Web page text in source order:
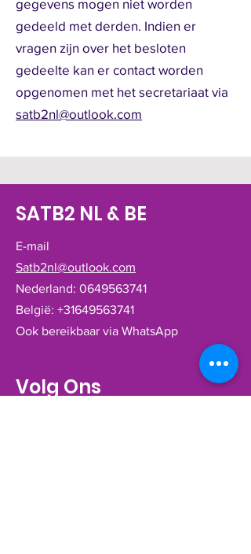
gegevens mogen niet worden
gedeeld met derden. Indien er
vragen zijn over het besloten
gedeelte kan er contact worden
opgenomen met het secretariaat via
satb2nl@outlook.com
SATB2 NL & BE
E-mail
Satb2nl@outlook.com
Nederland: 0649563741
België: +31649563741
Ook bereikbaar via WhatsApp
Volg Ons